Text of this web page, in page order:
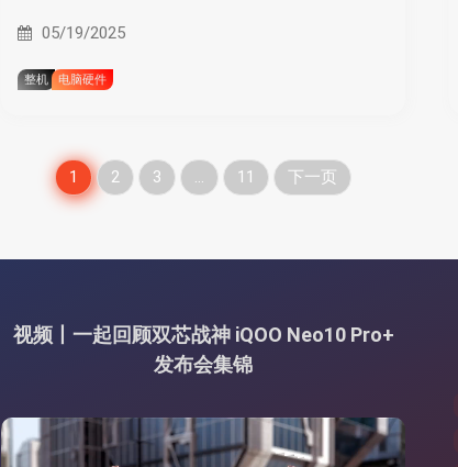
05/19/2025
整机 电脑硬件
文
页
1 2 3 … 11 下一页
视频丨一起回顾双芯战神 iQOO Neo10 Pro+
发布会集锦
视
频